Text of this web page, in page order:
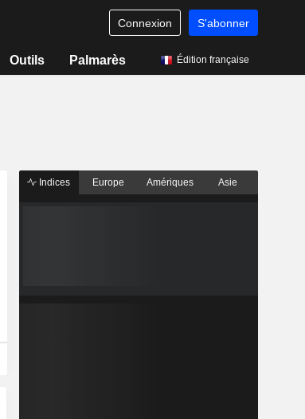
Connexion S'abonner
Outils Palmarès Édition française
Indices Europe Amériques Asie